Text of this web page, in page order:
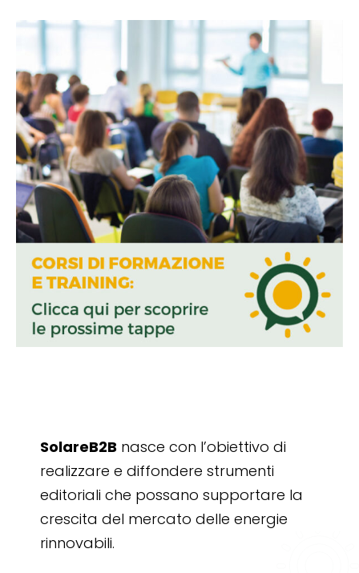
SolareB2B nasce con l’obiettivo di
realizzare e diffondere strumenti
editoriali che possano supportare la
crescita del mercato delle energie
rinnovabili.